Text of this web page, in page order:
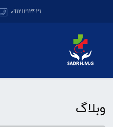
09121212421
وبلاگ